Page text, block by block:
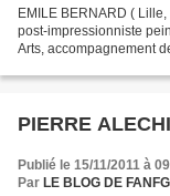
EMILE BERNARD (
post-impressionniste
Arts, accompagnement
Publié le 15/11/2011 à
Par LE BLOG DE FANFG